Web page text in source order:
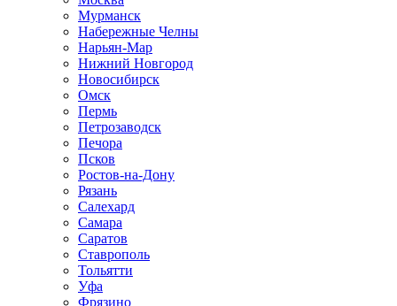
Мурманск
Набережные Челны
Нарьян-Мар
Нижний Новгород
Новосибирск
Омск
Пермь
Петрозаводск
Печора
Псков
Ростов-на-Дону
Рязань
Салехард
Самара
Саратов
Ставрополь
Тольятти
Уфа
Фрязино